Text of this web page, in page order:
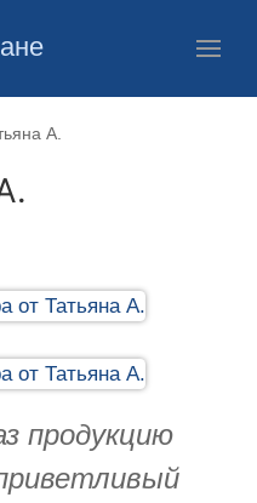
А.
продукцию